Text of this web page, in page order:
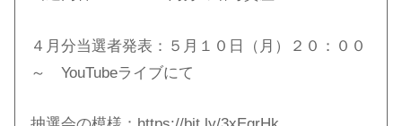
４月分当選者発表：５月１０日（月）２０：００
～ YouTubeライブにて